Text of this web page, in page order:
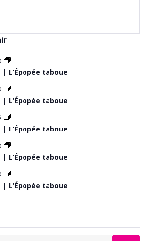
| L’Épopée taboue
| L’Épopée taboue
| L’Épopée taboue
| L’Épopée taboue
| L’Épopée taboue